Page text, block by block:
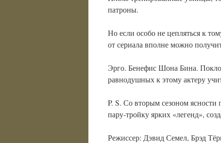
патроны.
Но если особо не цепляться к
от сериала вполне можно
Эрго. Бенефис Шона Бина.
равнодушных к этому актеру
P. S. Со вторым сезоном
пару-тройку ярких «легенд»,
Режиссер: Дэвид Семел, Брэд